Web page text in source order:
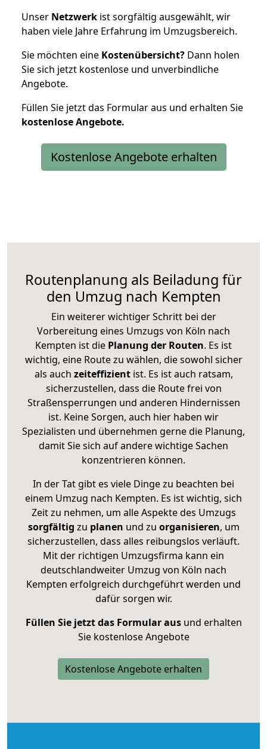
Unser Netzwerk ist sorgfältig ausgewählt, wir
haben viele Jahre Erfahrung im Umzugsbereich.
Sie möchten eine Kostenübersicht? Dann holen
Sie sich jetzt kostenlose und unverbindliche
Angebote.
Füllen Sie jetzt das Formular aus und erhalten Sie
kostenloseAngebote.
Kostenlose Angebote erhalten
Routenplanung als Beiladung für
den Umzug nach Kempten
Ein weiterer wichtiger Schritt bei der
Vorbereitung eines Umzugs von Köln nach
Kempten ist die Planung der Routen. Es ist
wichtig, eine Route zu wählen, die sowohl sicher
als auch zeiteffizientist. Es ist auch ratsam,
sicherzustellen, dass die Route frei von
Straßensperrungen und anderen Hindernissen
ist. Keine Sorgen, auch hier haben wir
Spezialisten und übernehmen gerne die Planung,
damit Sie sich auf andere wichtige Sachen
konzentrieren können.
In der Tat gibt es viele Dinge zu beachten bei
einem Umzug nach Kempten. Es ist wichtig, sich
Zeit zu nehmen, um alle Aspekte des Umzugs
sorgfältig zu planen und zu organisieren, um
sicherzustellen, dass alles reibungslos verläuft.
Mit der richtigen Umzugsfirma kann ein
deutschlandweiter Umzug von Köln nach
Kempten erfolgreich durchgeführt werden und
dafür sorgen wir.
Füllen Sie jetzt das Formular ausund erhalten
Sie kostenlose Angebote
Kostenlose Angebote erhalten